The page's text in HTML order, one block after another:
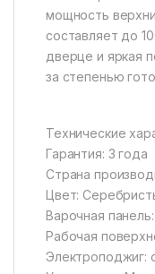
мощность
составляет до
дверце и яркая
за степенью
Технические
Гарантия: 3 года
Страна
Цвет:
Варочная панель:
Рабочая
Электроподжиг: